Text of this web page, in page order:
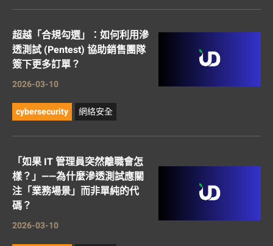
超越「合規勾選」：如何利用滲
透測試 (Pentest) 協助銷售團隊
簽下更多訂單？
2026-03-10
cybersecurity 網絡安全
「如果 IT 管理員突然離職會怎
樣？」——為什麼滲透測試應關
注「業務場景」而非單純的代
碼？
2026-03-10